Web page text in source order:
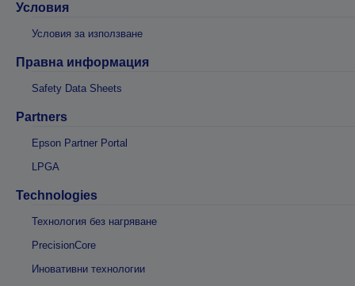
Условия
Условия за използване
Правна информация
Safety Data Sheets
Partners
Epson Partner Portal
LPGA
Technologies
Технология без нагряване
PrecisionCore
Иновативни технологии